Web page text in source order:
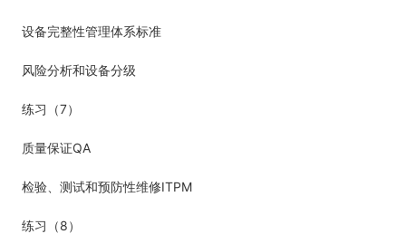
设备完整性管理体系标准
风险分析和设备分级
练习（7）
质量保证QA
检验、测试和预防性维修ITPM
练习（8）